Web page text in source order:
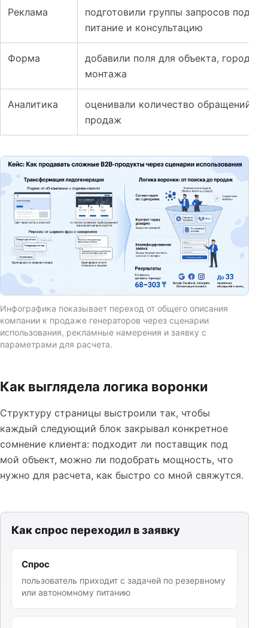
Реклама
подготовили группы запросов под
питание и консультацию
Форма
добавили поля для объекта, города,
монтажа
Аналитика
оценивали количество обращений и
продаж
Инфографика показывает переход от общего описания
компании к продаже генераторов через сценарии
использования, рекламные намерения и заявку с
параметрами для расчета.
Как выглядела логика воронки
Структуру страницы выстроили так, чтобы
каждый следующий блок закрывал конкретное
сомнение клиента: подходит ли поставщик под
мой объект, можно ли подобрать мощность, что
нужно для расчета, как быстро со мной свяжутся.
Как спрос переходил в заявку
Спрос
пользователь приходит с задачей по резервному
или автономному питанию